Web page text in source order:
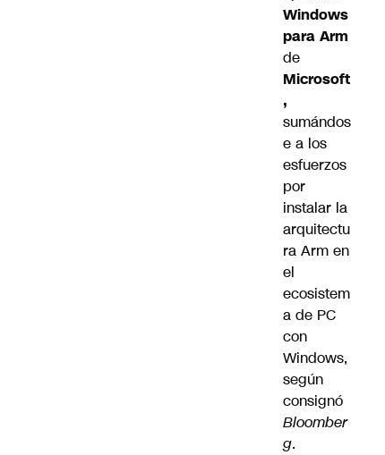
Windows
para Arm
de
Microsoft
,
sumándos
e a los
esfuerzos
por
instalar la
arquitectu
ra Arm en
el
ecosistem
a de PC
con
Windows,
según
consignó
Bloomber
g.